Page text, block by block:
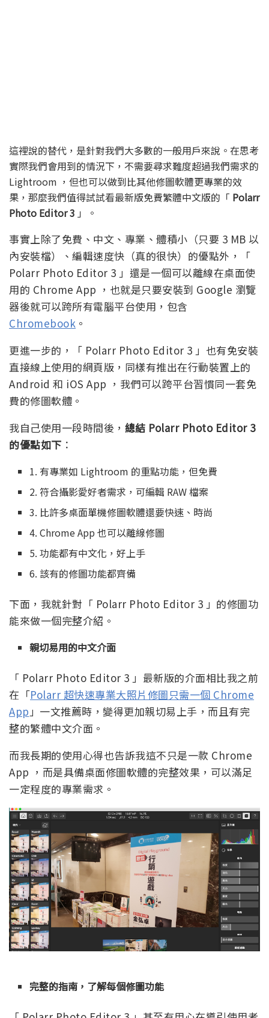
這裡說的替代，是針對我們大多數的一般用戶來說。在思考
實際我們會用到的情況下，不需要尋求難度超過我們需求的
Lightroom ，但也可以做到比其他修圖軟體更專業的效
果，那麼我們值得試試看最新版免費繁體中文版的「 Polarr
Photo Editor 3 」。
事實上除了免費、中文、專業、體積小（只要 3 MB 以
內安裝檔）、編輯速度快（真的很快）的優點外，「
Polarr Photo Editor 3 」還是一個可以離線在桌面使
用的 Chrome App ，也就是只要安裝到 Google 瀏覽
器後就可以跨所有電腦平台使用，包含
Chromebook 。
更進一步的，「 Polarr Photo Editor 3 」也有免安裝
直接線上使用的網頁版，同樣有推出在行動裝置上的
Android 和 iOS App ，我們可以跨平台習慣同一套免
費的修圖軟體。
我自己使用一段時間後， 總結 Polarr Photo Editor 3
的優點如下 ：
1. 有專業如 Lightroom 的重點功能，但免費
2. 符合攝影愛好者需求，可編輯 RAW 檔案
3. 比許多桌面單機修圖軟體還要快速、時尚
4. Chrome App 也可以離線修圖
5. 功能都有中文化，好上手
6. 該有的修圖功能都齊備
下面，我就針對「 Polarr Photo Editor 3 」的修圖功
能來做一個完整介紹。
親切易用的中文介面
「 Polarr Photo Editor 3 」最新版的介面相比我之前
在「Polarr 超快速專業大照片修圖只需一個 Chrome
App 」一文推薦時，變得更加親切易上手，而且有完
整的繁體中文介面。
而我長期的使用心得也告訴我這不只是一款 Chrome
App ，而是具備桌面修圖軟體的完整效果，可以滿足
一定程度的專業需求。
完整的指南，了解每個修圖功能